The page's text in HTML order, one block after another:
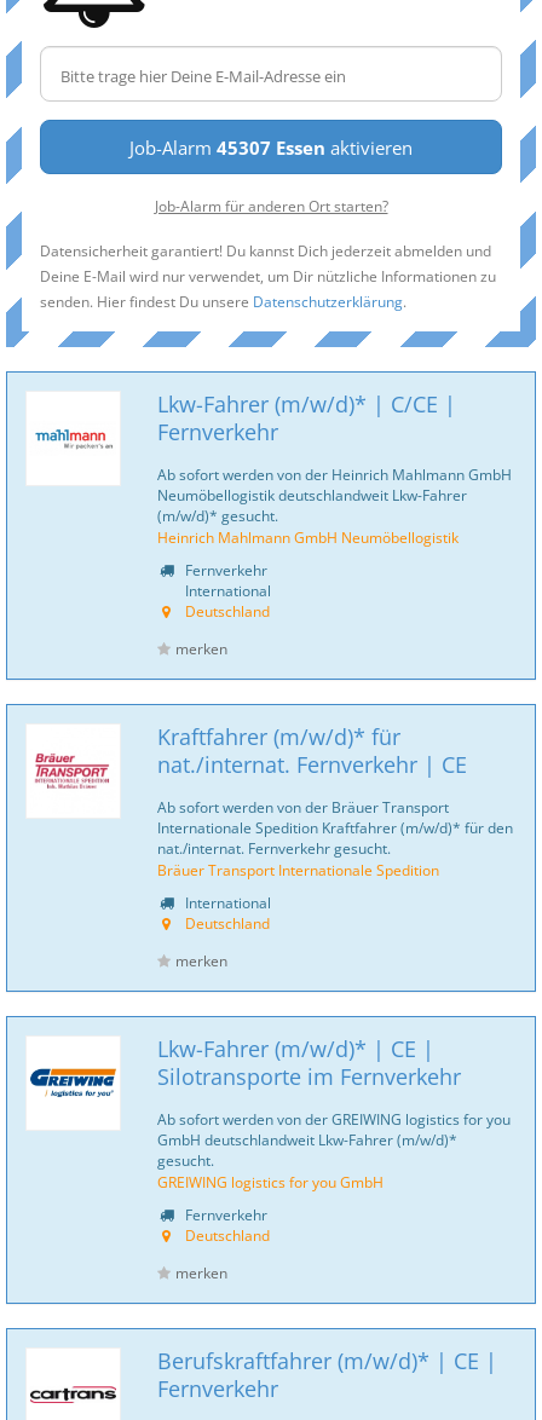
Job-Alarm 45307 Essen aktivieren
Job-Alarm für anderen Ort starten?
Datensicherheit garantiert! Du kannst Dich jederzeit abmelden und
Deine E-Mail wird nur verwendet, um Dir nützliche Informationen zu
senden. Hier findest Du unsere Datenschutzerklärung.
Lkw-Fahrer (m/w/d)* | C/CE |
Fernverkehr
Ab sofort werden von der Heinrich Mahlmann GmbH
Neumöbellogistik deutschlandweit Lkw-Fahrer
(m/w/d)* gesucht.
Heinrich Mahlmann GmbH Neumöbellogistik
Fernverkehr
International
Deutschland
merken
Kraftfahrer (m/w/d)* für
nat./internat. Fernverkehr | CE
Ab sofort werden von der Bräuer Transport
Internationale Spedition Kraftfahrer (m/w/d)* für den
nat./internat. Fernverkehr gesucht.
Bräuer Transport Internationale Spedition
International
Deutschland
merken
Lkw-Fahrer (m/w/d)* | CE |
Silotransporte im Fernverkehr
Ab sofort werden von der GREIWING logistics for you
GmbH deutschlandweit Lkw-Fahrer (m/w/d)*
gesucht.
GREIWING logistics for you GmbH
Fernverkehr
Deutschland
merken
Berufskraftfahrer (m/w/d)* | CE |
Fernverkehr